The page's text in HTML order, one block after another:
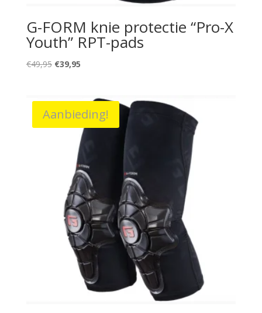
G-FORM knie protectie “Pro-X
Youth” RPT-pads
€49,95 Oorspronkelijke
€49,95.
€39,95Huidige
€39,95.
Aanbieding!